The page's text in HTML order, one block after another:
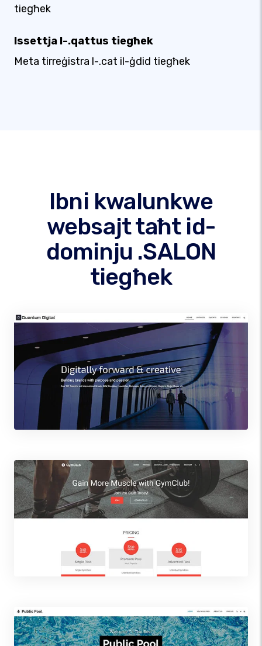
tiegħek
Issettja l-.qattus tiegħek
Meta tirreġistra l-.cat il-ġdid tiegħek
Ibni kwalunkwe
websajt taħt id-
dominju .SALON
tiegħek